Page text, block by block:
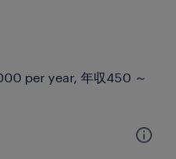
per year, 年収450 ～